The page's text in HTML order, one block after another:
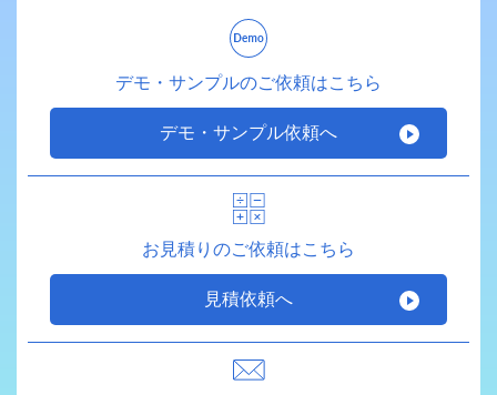
デモ・サンプルのご依頼はこちら
デモ・サンプル依頼へ
お見積りのご依頼はこちら
見積依頼へ